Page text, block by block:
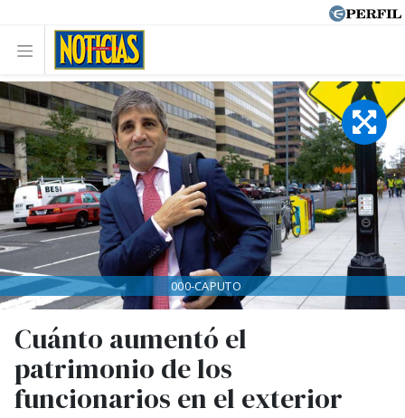
Cuánto aumentó el
patrimonio de los
funcionarios en el exterior
000-CAPUTO